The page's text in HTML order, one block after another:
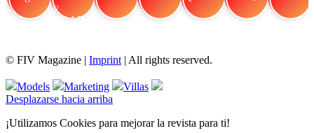
© FIV Magazine | Imprint | All rights reserved.
Models Marketing
Villas
Desplazarse hacia arriba
¡Utilizamos Cookies para mejorar la revista para ti!